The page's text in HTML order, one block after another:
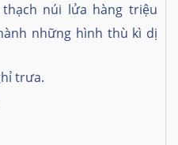
núi lửa hàng triệu
những hình thù kì dị
trưa.